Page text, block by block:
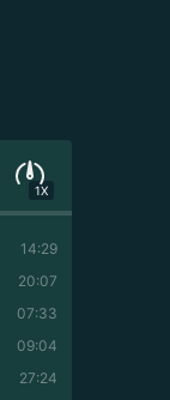
1X
14:29
20:07
07:33
09:04
27:24